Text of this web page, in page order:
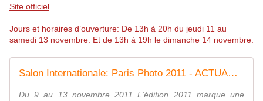
Site officiel
Jours et horaires d’ouverture: De 13h à 20h du jeudi 11 au
samedi 13 novembre. Et de 13h à 19h le dimanche 14 novembre.
Salon Internationale: Paris Photo 2011 - ACTUART by Eric SIMON
Du 9 au 13 novembre 2011 L'édition 2011 marque une